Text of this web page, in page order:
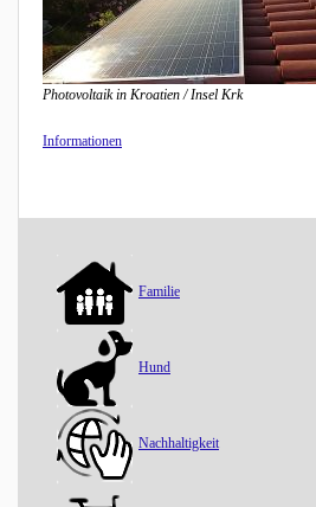
Photovoltaik in Kroatien / Insel Krk
Informationen
Familie
Hund
Nachhaltigkeit